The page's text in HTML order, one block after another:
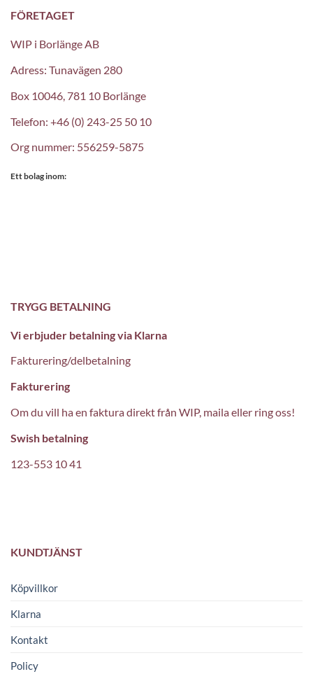
FÖRETAGET
WIP i Borlänge AB
Adress: Tunavägen 280
Box 10046, 781 10 Borlänge
Telefon: +46 (0) 243-25 50 10
Org nummer: 556259-5875
Ett bolag inom:
TRYGG BETALNING
Vi erbjuder betalning via Klarna
Fakturering/delbetalning
Fakturering
Om du vill ha en faktura direkt från WIP, maila eller ring oss!
Swish betalning
123-553 10 41
KUNDTJÄNST
Köpvillkor
Klarna
Kontakt
Policy